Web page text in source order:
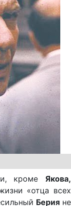
кроме Якова,
«отца всех
Берия не